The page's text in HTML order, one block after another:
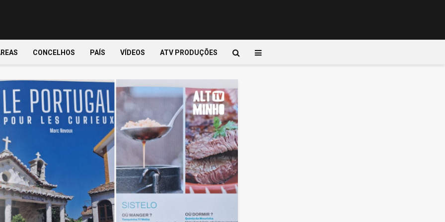
CONCELHOS PAÍS VÍDEOS ATV PRODUÇÕES